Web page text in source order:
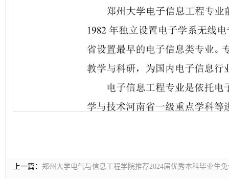
上一篇： 郑州大学电气与信息工程学院推荐2024届优秀本科毕业生